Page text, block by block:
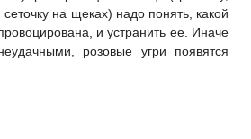
на щеках) надо понять, какой
и устранить ее. Иначе
розовые угри появятся